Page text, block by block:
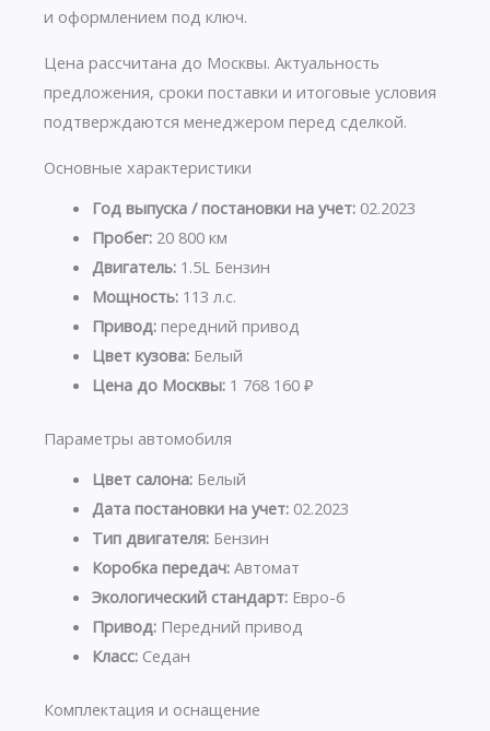
и оформлением под ключ.
Цена рассчитана до Москвы. Актуальность
предложения, сроки поставки и итоговые условия
подтверждаются менеджером перед сделкой.
Основные характеристики
Год выпуска / постановки на учет:02.2023
Пробег:20 800 км
Двигатель:1.5L Бензин
Мощность:113 л.с.
Привод:передний привод
Цвет кузова:Белый
Цена до Москвы:1 768 160 ₽
Параметры автомобиля
Цвет салона:Белый
Дата постановки на учет:02.2023
Тип двигателя:Бензин
Коробка передач:Автомат
Экологический стандарт:Евро-6
Привод:Передний привод
Класс:Седан
Комплектация и оснащение